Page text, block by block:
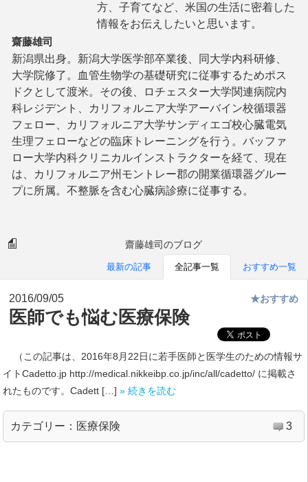
方、子育てなど、米国の生活に密着した
情報をお伝えしたいと思います。
齋藤雄司
新潟県出身。新潟大学医学部卒業後、同大学内科研修、
大学院修了。血管生物学の基礎研究に従事するためポス
ドクとして渡米。その後、ロチェスター大学関連病院内
科レジデント、カリフォルニア大学アーバイン校循環器
フェロー、カリフォルニア大学サンディエゴ校心臓電気
生理フェローなどの臨床トレーニングを行う。バッファ
ロー大学内科クリニカルインストラクターを経て、現在
は、カリフォルニア州モントレー郡の開業循環器グルー
プに所属。不整脈を含む心臓病診療に従事する。
齋藤雄司のブログ
最新の記事 全記事一覧 おすすめ一覧
2016/09/05
医師でも悩む医療保険
★おすすめ
（この記事は、2016年8月22日に若手医師と医学生のための情報サ
イトCadetto.jp http://medical.nikkeibp.co.jp/inc/all/cadetto/ に掲載さ
れたものです。Cadett […] » 続きを読む
カテゴリー： 医療保険 3